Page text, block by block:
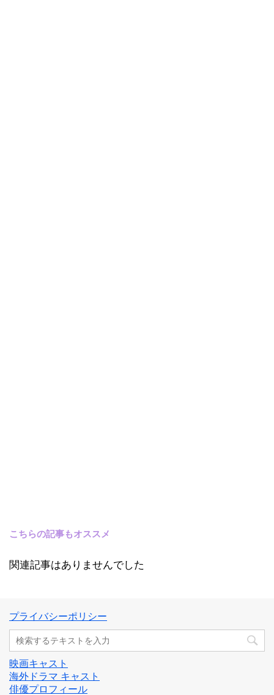
こちらの記事もオススメ
関連記事はありませんでした
プライバシーポリシー
映画キャスト
海外ドラマ キャスト
俳優プロフィール